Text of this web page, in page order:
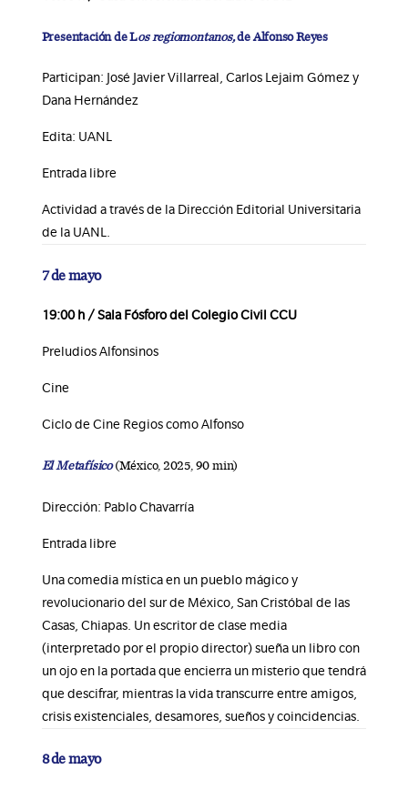
Presentación de Los regiomontanos,de Alfonso Reyes
Participan: José Javier Villarreal, Carlos Lejaim Gómez y
Dana Hernández
Edita: UANL
Entrada libre
Actividad a través de la Dirección Editorial Universitaria
de la UANL.
7 de mayo
19:00 h / Sala Fósforo del Colegio Civil CCU
Preludios Alfonsinos
Cine
Ciclo de Cine Regios como Alfonso
El Metafísico(México, 2025, 90 min)
Dirección: Pablo Chavarría
Entrada libre
Una comedia mística en un pueblo mágico y
revolucionario del sur de México, San Cristóbal de las
Casas, Chiapas. Un escritor de clase media
(interpretado por el propio director) sueña un libro con
un ojo en la portada que encierra un misterio que tendrá
que descifrar, mientras la vida transcurre entre amigos,
crisis existenciales, desamores, sueños y coincidencias.
8 de mayo